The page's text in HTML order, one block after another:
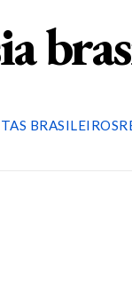
BRASILEIROS